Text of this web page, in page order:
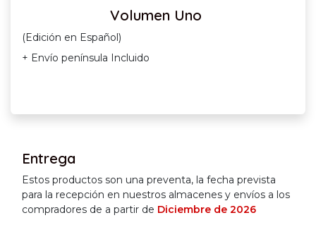
Volumen Uno
(Edición en Español)
+ Envío península Incluido
Entrega
Estos productos son una preventa, la fecha prevista
para la recepción en nuestros almacenes y envíos a los
compradores de a partir de Diciembre de 2026